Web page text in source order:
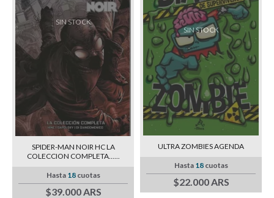
SIN STOCK
SPIDER-MAN NOIR HC LA
COLECCION COMPLETA......
Hasta 18cuotas
$39.000 ARS
SIN STOCK
ULTRA ZOMBIES AGENDA
Hasta 18cuotas
$22.000 ARS